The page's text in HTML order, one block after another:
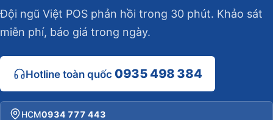
Đội ngũ Việt POS phản hồi trong 30 phút. Khảo sát
miễn phí, báo giá trong ngày.
Hotline toàn quốc 0935 498 384
HCM0934 777 443